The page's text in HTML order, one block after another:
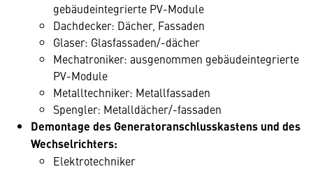
gebäudeintegrierte PV-Module
Dachdecker: Dächer, Fassaden
Glaser: Glasfassaden/-dächer
Mechatroniker: ausgenommen gebäudeintegrierte
PV-Module
Metalltechniker: Metallfassaden
Spengler: Metalldächer/-fassaden
Demontage des Generatoranschlusskastens und des
Wechselrichters:
Elektrotechniker